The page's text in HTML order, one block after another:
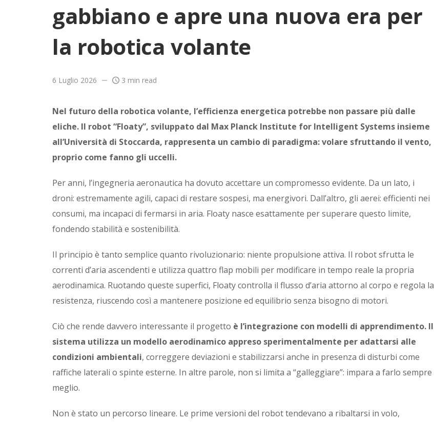
gabbiano e apre una nuova era per
la robotica volante
6 Luglio 2026 3 min read
Nel futuro della robotica volante, l’efficienza energetica potrebbe non passare più dalle
eliche. Il robot “Floaty”, sviluppato dal Max Planck Institute for Intelligent Systems insieme
all’Università di Stoccarda, rappresenta un cambio di paradigma: volare sfruttando il vento,
proprio come fanno gli uccelli.
Per anni, l’ingegneria aeronautica ha dovuto accettare un compromesso evidente. Da un lato, i
droni: estremamente agili, capaci di restare sospesi, ma energivori. Dall’altro, gli aerei: efficienti nei
consumi, ma incapaci di fermarsi in aria. Floaty nasce esattamente per superare questo limite,
fondendo stabilità e sostenibilità.
Il principio è tanto semplice quanto rivoluzionario: niente propulsione attiva. Il robot sfrutta le
correnti d’aria ascendenti e utilizza quattro flap mobili per modificare in tempo reale la propria
aerodinamica. Ruotando queste superfici, Floaty controlla il flusso d’aria attorno al corpo e regola la
resistenza, riuscendo così a mantenere posizione ed equilibrio senza bisogno di motori.
Ciò che rende davvero interessante il progetto è l’integrazione con modelli di apprendimento. Il
sistema utilizza un modello aerodinamico appreso sperimentalmente per adattarsi alle
condizioni ambientali, correggere deviazioni e stabilizzarsi anche in presenza di disturbi come
raffiche laterali o spinte esterne. In altre parole, non si limita a “galleggiare”: impara a farlo sempre
meglio.
Non è stato un percorso lineare. Le prime versioni del robot tendevano a ribaltarsi in volo,